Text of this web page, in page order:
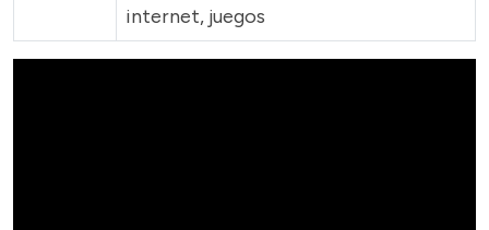
internet, juegos